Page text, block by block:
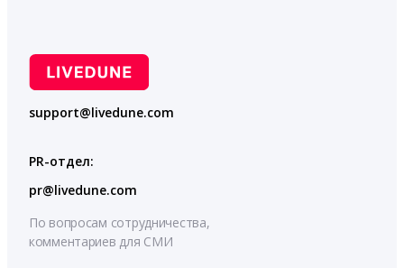
support@livedune.com
PR-отдел:
pr@livedune.com
По вопросам сотрудничества,
комментариев для СМИ